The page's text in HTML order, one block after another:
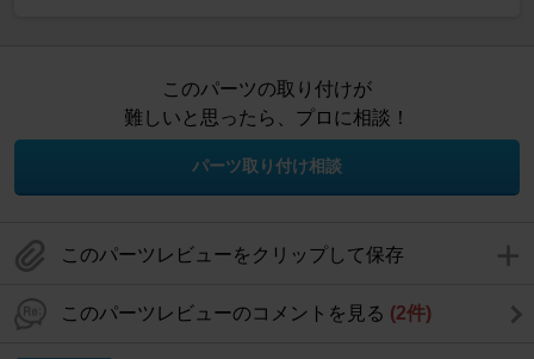
このパーツの取り付けが
難しいと思ったら、プロに相談！
パーツ取り付け相談
このパーツレビューをクリップして保存
このパーツレビューのコメントを見る (2件)